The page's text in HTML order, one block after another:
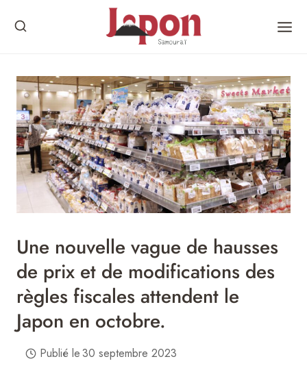
Une nouvelle vague de hausses
de prix et de modifications des
règles fiscales attendent le
Japon en octobre.
Publié le30 septembre 2023